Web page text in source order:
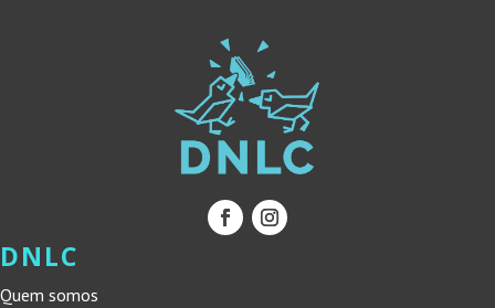
DNLC
Quem somos